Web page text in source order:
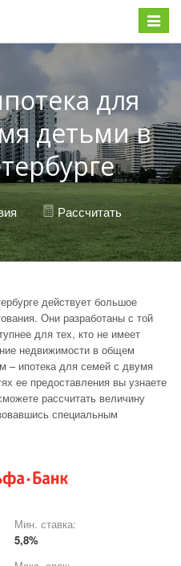
Меню
для
детьми в
· Рассчитать
действует большое
Они разработаны с той
для тех, кто не имеет
недвижимости в общем
– ипотека для семей с двумя
ее предоставления вы узнаете
рассчитать величину
специальным
Мин. ставка:
5,8%